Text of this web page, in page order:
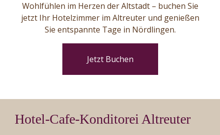
Wohlfühlen im Herzen der Altstadt – buchen Sie
jetzt Ihr Hotelzimmer im Altreuter und genießen
Sie entspannte Tage in Nördlingen.
Jetzt Buchen
Hotel-Cafe-Konditorei Altreuter